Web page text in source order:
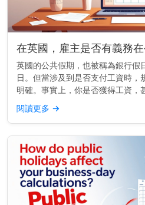
在英國，雇主是否有義務
英國的公共假期，也被稱為銀行假
日。但當涉及到是否支付工資時，
明確。事實上，你是否獲得工資，
於你的合約內容。 重點提示： 在
定，否則雇主法律上...
閱讀更多 →